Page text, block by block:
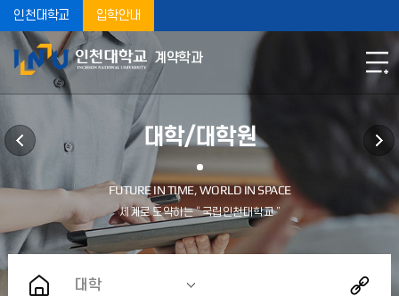
인천대학교 입학안내
계약학과
대학/대학원
대학